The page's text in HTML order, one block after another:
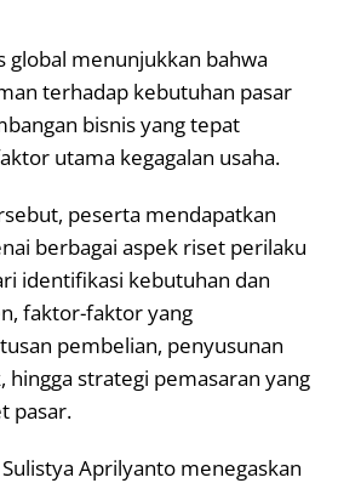
global menunjukkan bahwa
terhadap kebutuhan pasar
bisnis yang tepat
utama kegagalan usaha.
peserta mendapatkan
berbagai aspek riset perilaku
identifikasi kebutuhan dan
faktor-faktor yang
pembelian, penyusunan
hingga strategi pemasaran yang
pasar.
Sulistya Aprilyanto menegaskan